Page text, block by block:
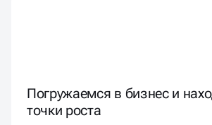
Погружаемся в бизнес и
точки роста